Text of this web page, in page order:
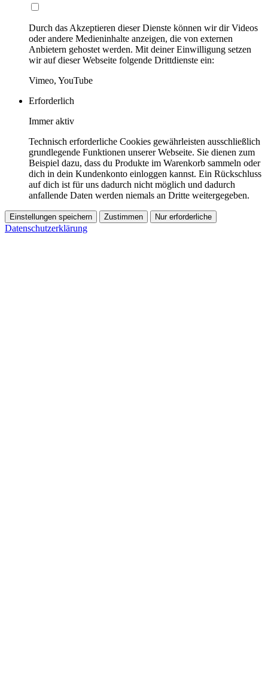
Durch das Akzeptieren dieser Dienste können wir dir Videos
oder andere Medieninhalte anzeigen, die von externen
Anbietern gehostet werden. Mit deiner Einwilligung setzen
wir auf dieser Webseite folgende Drittdienste ein:
Vimeo, YouTube
Erforderlich
Immer aktiv
Technisch erforderliche Cookies gewährleisten ausschließlich
grundlegende Funktionen unserer Webseite. Sie dienen zum
Beispiel dazu, dass du Produkte im Warenkorb sammeln oder
dich in dein Kundenkonto einloggen kannst. Ein Rückschluss
auf dich ist für uns dadurch nicht möglich und dadurch
anfallende Daten werden niemals an Dritte weitergegeben.
Einstellungen speichern Zustimmen Nur erforderliche
Datenschutzerklärung